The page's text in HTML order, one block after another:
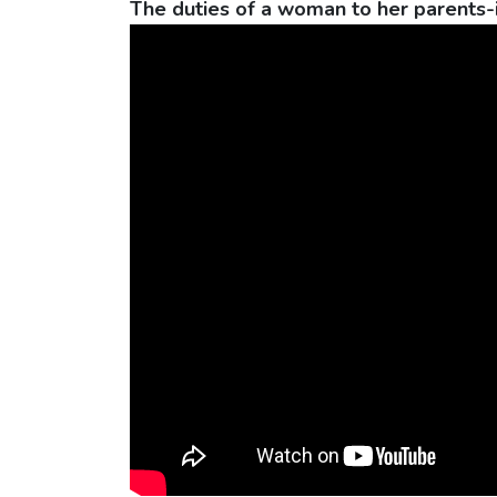
The duties of a woman to her